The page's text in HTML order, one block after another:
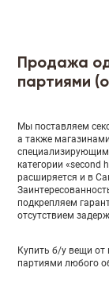
Продажа
партиями
Мы поставляем
а также
категории «second
расширяется и в
подкрепляем
отсутствием
Купить б/у вещи
партиями любого